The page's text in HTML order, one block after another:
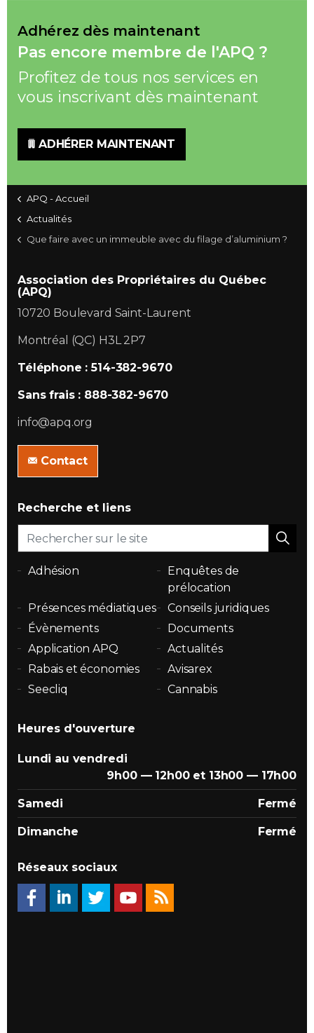
Adhérez dès maintenant
Pas encore membre de l'APQ ?
Profitez de tous nos services en
vous inscrivant dès maintenant
ADHÉRER MAINTENANT
APQ - Accueil
Actualités
Que faire avec un immeuble avec du filage d’aluminium ?
Association des Propriétaires du Québec
(APQ)
10720 Boulevard Saint-Laurent
Montréal (QC) H3L 2P7
Téléphone : 514-382-9670
Sans frais : 888-382-9670
info@apq.org
Contact
Recherche et liens
Adhésion
Enquêtes de
prélocation
Présences médiatiques
Conseils juridiques
Évènements
Documents
Application APQ
Actualités
Rabais et économies
Avisarex
Seecliq
Cannabis
Heures d'ouverture
Lundi au vendredi
9h00 — 12h00 et 13h00 — 17h00
Samedi Fermé
Dimanche Fermé
Réseaux sociaux